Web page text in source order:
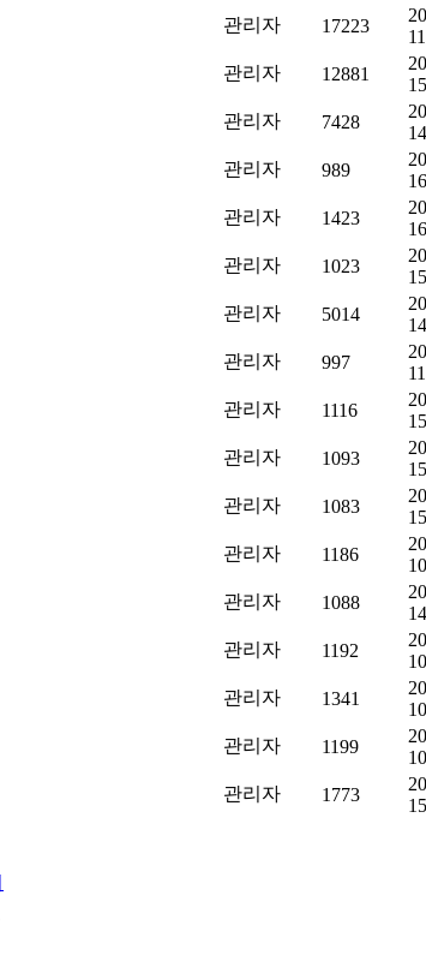
관리자 17223
관리자 12881
관리자 7428
관리자 989
관리자 1423
관리자 1023
관리자 5014
관리자 997
관리자 1116
관리자 1093
관리자 1083
관리자 1186
관리자 1088
관리자 1192
관리자 1341
관리자 1199
관리자 1773